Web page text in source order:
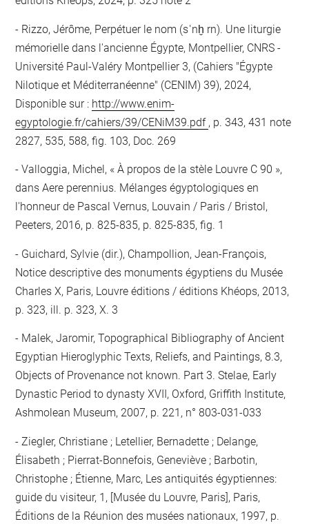
Rizzo, Jérôme, Perpétuer le nom (sʿnḫ rn). Une liturgie
mémorielle dans l'ancienne Égypte, Montpellier, CNRS -
Université Paul-Valéry Montpellier 3, (Cahiers "Égypte
Nilotique et Méditerranéenne" (CENIM) 39), 2024,
Disponible sur : http://www.enim-
egyptologie.fr/cahiers/39/CENiM39.pdf , p. 343, 431 note
2827, 535, 588, fig. 103, Doc. 269
Valloggia, Michel, « À propos de la stèle Louvre C 90 »,
dans Aere perennius. Mélanges égyptologiques en
l'honneur de Pascal Vernus, Louvain / Paris / Bristol,
Peeters, 2016, p. 825-835, p. 825-835, fig. 1
Guichard, Sylvie (dir.), Champollion, Jean-François,
Notice descriptive des monuments égyptiens du Musée
Charles X, Paris, Louvre éditions / éditions Khéops, 2013,
p. 323, ill. p. 323, X. 3
Malek, Jaromir, Topographical Bibliography of Ancient
Egyptian Hieroglyphic Texts, Reliefs, and Paintings, 8.3,
Objects of Provenance not known. Part 3. Stelae, Early
Dynastic Period to dynasty XVII, Oxford, Griffith Institute,
Ashmolean Museum, 2007, p. 221, n° 803-031-033
Ziegler, Christiane ; Letellier, Bernadette ; Delange,
Élisabeth ; Pierrat-Bonnefois, Geneviève ; Barbotin,
Christophe ; Étienne, Marc, Les antiquités égyptiennes:
guide du visiteur, 1, [Musée du Louvre, Paris], Paris,
Éditions de la Réunion des musées nationaux, 1997, p.